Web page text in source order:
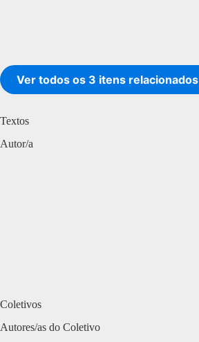
Ver todos os 3 itens relacionados
Textos
Autor/a
Coletivos
Autores/as do Coletivo